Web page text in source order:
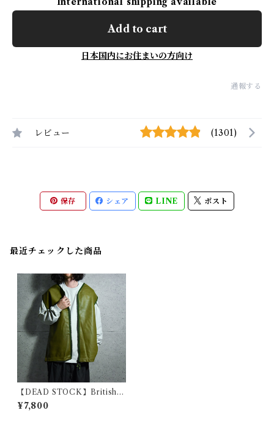
Add to cart
日本国内にお住まいの方向け
通報する
レビュー (1301)
保存 シェア LINE ポスト
最近チェックした商品
【DEAD STOCK】British A
rmy Leather Vest イギリス
軍 レザー ジャーキンベスト
¥7,800